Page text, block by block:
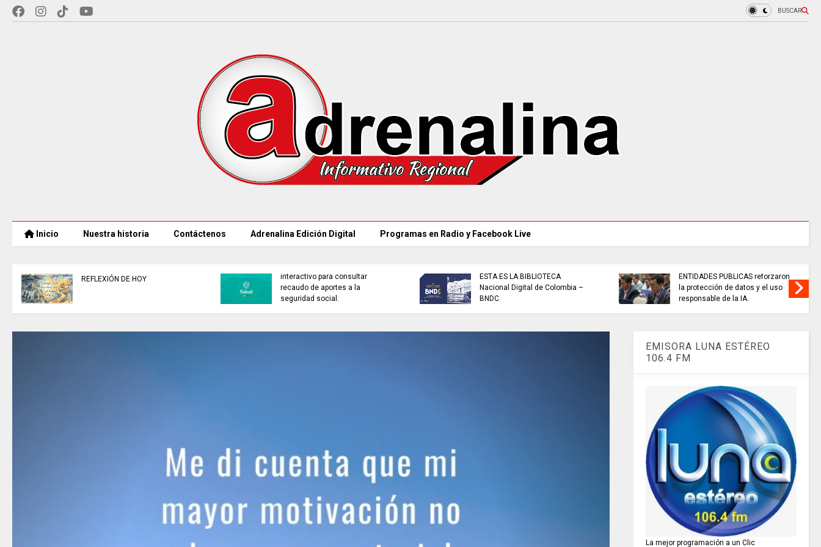
BUSCAR
Inicio Nuestra historia Contáctenos Adrenalina Edición Digital Programas en Radio y Facebook Live
REFLEXIÓN DE HOY
interactivo para consultar
recaudo de aportes a la
seguridad social.
ESTA ES LA BIBLIOTECA
Nacional Digital de Colombia –
BNDC
ENTIDADES PÚBLICAS reforzaron
la protección de datos y el uso
responsable de la IA.
EMISORA LUNA ESTÉREO
106.4 FM
La mejor programación a un Clic